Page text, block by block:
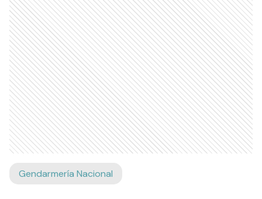
Gendarmería Nacional